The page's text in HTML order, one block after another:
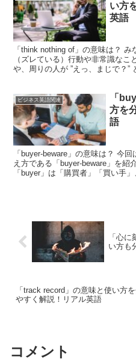
い方
英語
「think nothing of」の意味は？
（ズレている）行動や非常識な
や、周りの人が ”えっ、まじで？”
ビジネス英語関連
「
方を
語
「buyer-beware」の意味は？ 今
え方である「buyer-beware」を紹
「buyer」は「購買者」「買い手
「心
い方も
「track record」の意味と使い方
やすく解説！リアル英語
コメント